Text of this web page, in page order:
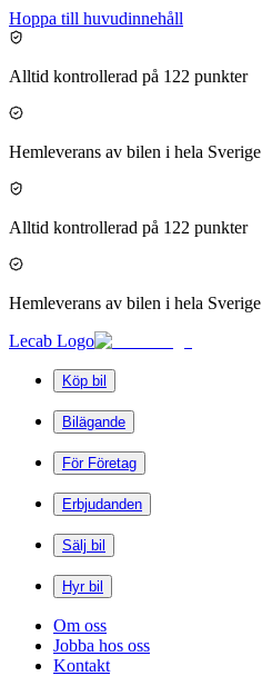
Hoppa till huvudinnehåll
Alltid kontrollerad på 122 punkter
Hemleverans av bilen i hela Sverige
Alltid kontrollerad på 122 punkter
Hemleverans av bilen i hela Sverige
Lecab Logo
Köp bil
Bilägande
För Företag
Erbjudanden
Sälj bil
Hyr bil
Om oss
Jobba hos oss
Kontakt